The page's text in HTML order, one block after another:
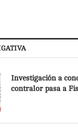
Investigación a
contralor pasa a